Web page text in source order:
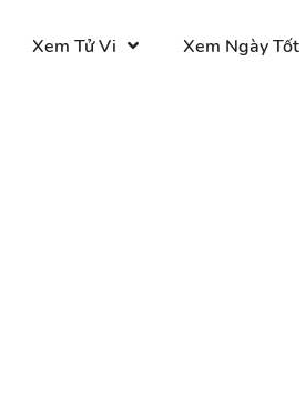
Xem Tử Vi Xem Ngày Tốt